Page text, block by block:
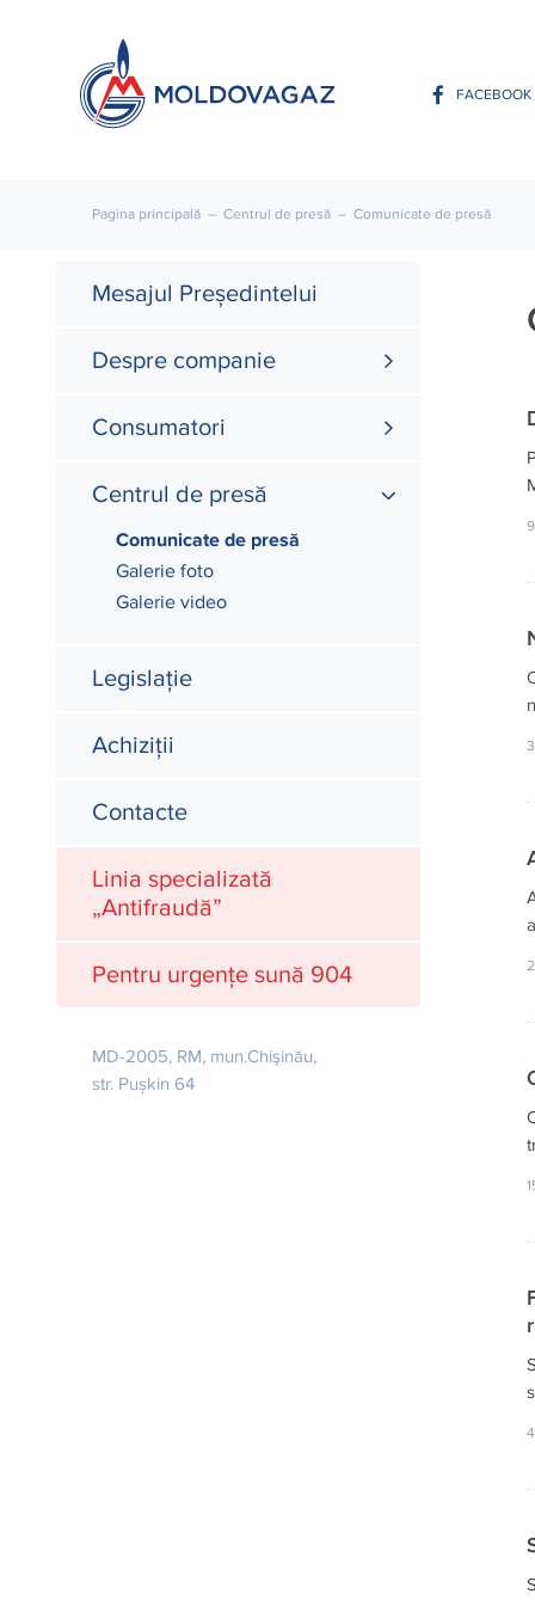
FACEBOOK
Pagina principală – Centrul de presă – Comunicate de presă
Mesajul Președintelui
Despre companie
Consumatori
Centrul de presă
Comunicate de presă
Galerie foto
Galerie video
Legislație
Achiziții
Contacte
Linia specializată
„Antifraudă”
Pentru urgențe sună 904
MD-2005, RM, mun.Chişinău,
str. Pușkin 64